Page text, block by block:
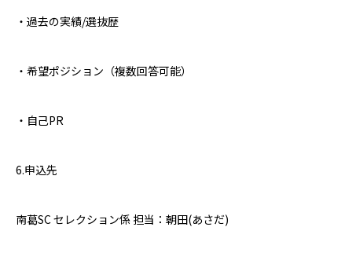
・過去の実績/選抜歴
・希望ポジション（複数回答可能）
・自己PR
6.申込先
南葛SCセレクション係 担当：朝田(あさだ)